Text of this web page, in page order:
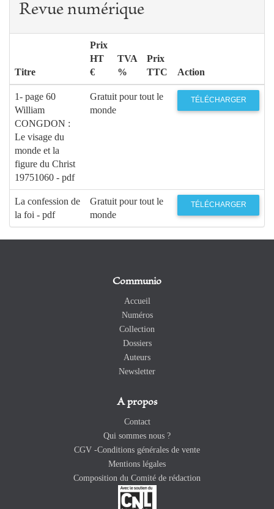
Revue numérique
Titre
Prix
HT
€
TVA
%
Prix
TTC
Action
1- page 60
William
CONGDON :
Le visage du
monde et la
figure du Christ
19751060 - pdf
Gratuit pour tout le
monde
TÉLÉCHARGER
La confession de
la foi - pdf
Gratuit pour tout le
monde
TÉLÉCHARGER
Communio
Accueil
Numéros
Collection
Dossiers
Auteurs
Newsletter
A propos
Contact
Qui sommes nous ?
CGV -Conditions générales de vente
Mentions légales
Composition du Comité de rédaction